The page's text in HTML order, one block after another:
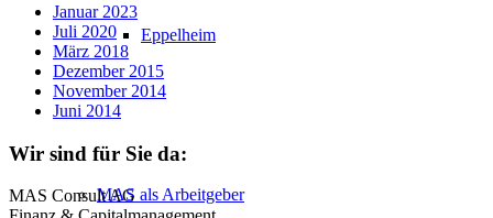
Eppelheim
MAS als Arbeitgeber
Januar 2023
Juli 2020
März 2018
Dezember 2015
November 2014
Juni 2014
Wir sind für Sie da:
MAS Consult AG